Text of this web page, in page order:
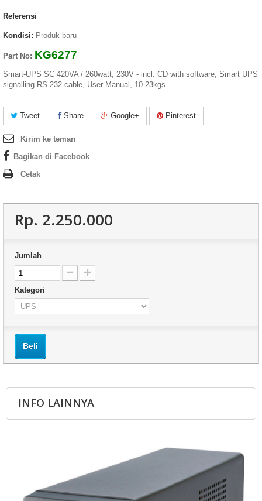
Referensi
Kondisi: Produk baru
Part No: KG6277
Smart-UPS SC 420VA / 260watt, 230V - incl: CD with software, Smart UPS
signalling RS-232 cable, User Manual, 10.23kgs
Tweet Share Google+ Pinterest
Kirim ke teman
Bagikan di Facebook
Cetak
Rp‎. 2.250.000
Jumlah
Kategori
Beli
INFO LAINNYA